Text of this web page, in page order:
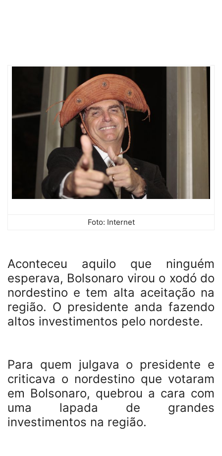
Foto: Internet
Aconteceu aquilo que ninguém
esperava, Bolsonaro virou o xodó do
nordestino e tem alta aceitação na
região. O presidente anda fazendo
altos investimentos pelo nordeste.
Para quem julgava o presidente e
criticava o nordestino que votaram
em Bolsonaro, quebrou a cara com
uma lapada de grandes
investimentos na região.